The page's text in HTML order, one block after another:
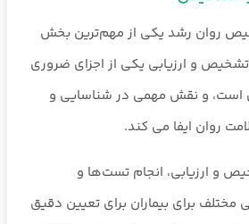
روان رشد یکی از مهم‌ترین بخش
و ارزیابی یکی از اجزای ضروری
است، و نقش مهمی در شناسایی و
روان ایفا می کند.
و ارزیابی، انجام تست‌ها و
مختلف برای بیماران برای تعیین دقیق